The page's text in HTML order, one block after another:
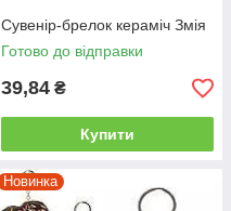
Сувенір-брелок кераміч Змія
Готово до відправки
39,84 ₴
Купити
Новинка